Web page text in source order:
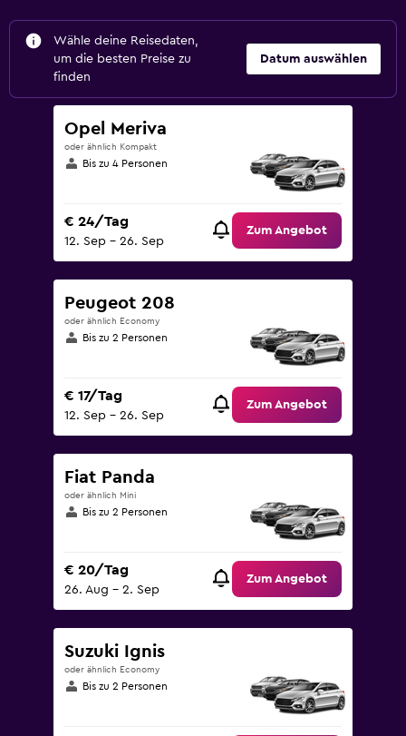
Wähle deine Reisedaten,
um die besten Preise zu
finden
Datum auswählen
Opel Meriva
oder ähnlich Kompakt
Bis zu 4 Personen
€ 24/Tag
12. Sep – 26. Sep
Zum Angebot
Peugeot 208
oder ähnlich Economy
Bis zu 2 Personen
€ 17/Tag
12. Sep – 26. Sep
Zum Angebot
Fiat Panda
oder ähnlich Mini
Bis zu 2 Personen
€ 20/Tag
26. Aug – 2. Sep
Zum Angebot
Suzuki Ignis
oder ähnlich Economy
Bis zu 2 Personen